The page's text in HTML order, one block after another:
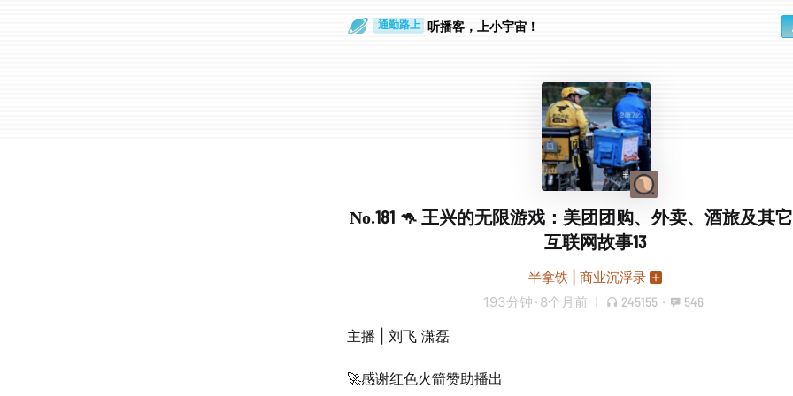
通勤路上 听播客，上小宇宙！
No.181 🦘 王兴的无限游戏：美团团购、外卖、酒旅及其
互联网故事13
半拿铁 | 商业沉浮录
193分钟 · 8个月前 245155 · 546
主播 | 刘飞 潇磊
🚀感谢红色火箭赞助播出